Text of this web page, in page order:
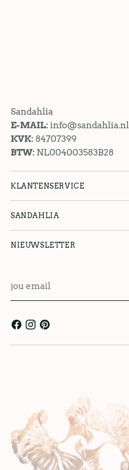
Sandahlia
E-MAIL: info@sandahlia.nl
KVK: 84707399
BTW: NL004003583B28
KLANTENSERVICE
SANDAHLIA
NIEUWSLETTER
email